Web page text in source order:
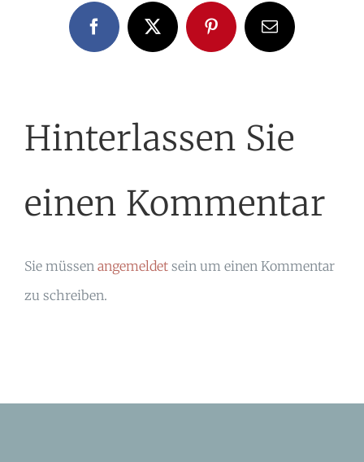
FacebookX PinterestE-
Mail
Hinterlassen Sie
einen Kommentar
Sie müssen angemeldet sein um einen Kommentar
zu schreiben.